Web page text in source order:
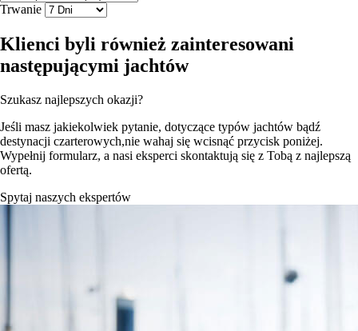
Trwanie
Klienci byli również zainteresowani
następującymi jachtów
Szukasz najlepszych okazji?
Jeśli masz jakiekolwiek pytanie, dotyczące typów jachtów bądź
destynacji czarterowych,nie wahaj się wcisnąć przycisk poniżej.
Wypełnij formularz, a nasi eksperci skontaktują się z Tobą z najlepszą
ofertą.
Spytaj naszych ekspertów